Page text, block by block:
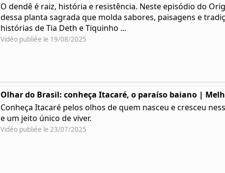
O dendê é raiz, história e resistência. Neste episódio do
dessa planta sagrada que molda sabores, paisagens e
histórias de Tia Deth e Tiquinho ...
Vidéo publiée le 19/08/2025
Olhar do Brasil: conheça Itacaré, o paraíso baiano |
Conheça Itacaré pelos olhos de quem nasceu e cresceu
e um jeito único de viver.
Vidéo publiée le 23/07/2025